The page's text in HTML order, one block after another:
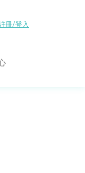
冊/登入